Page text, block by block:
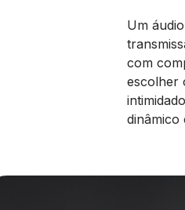
Um
com
escolher
dinâmico